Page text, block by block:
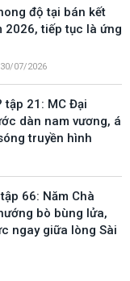
độ tại bán kết
2026, tiếp tục là ứng
30/07/2026
tập 21: MC Đại
dàn nam vương, á
truyền hình
66: Năm Chà
bò bùng lửa,
ngay giữa lòng Sài